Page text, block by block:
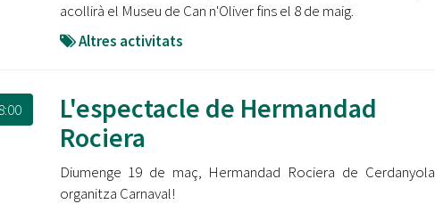
acollirà el Museu de Can n'Oliver fins el 8 de maig.
Altres activitats
L'espectacle de Hermandad
Rociera
Diumenge 19 de maç, Hermandad Rociera de Cerdanyola
organitza Carnaval!